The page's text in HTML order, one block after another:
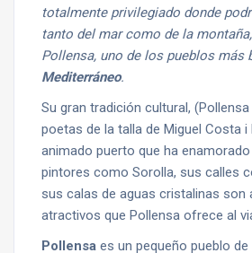
totalmente privilegiado donde
tanto del mar como de la
Pollensa, uno de los pueblos más
Mediterráneo.
Su gran tradición cultural,
poetas de la talla de Miguel Costa i
animado puerto que ha
pintores como Sorolla, sus calles
sus calas de aguas cristalinas son
atractivos que Pollensa ofrece al
Pollensa es un pequeño pueblo